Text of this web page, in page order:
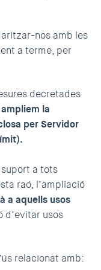
nos amb les
a terme, per
decretades
ampliem la
per Servidor
a tots
raó, l’ampliació
a aquells usos
d’evitar usos
relacionat amb: